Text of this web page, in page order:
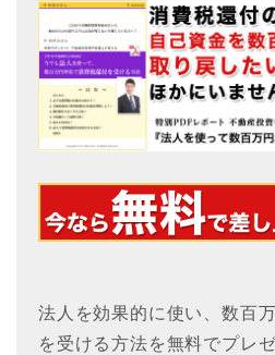
法人を効果的に使い、数百
を受ける方法を無料でプレ